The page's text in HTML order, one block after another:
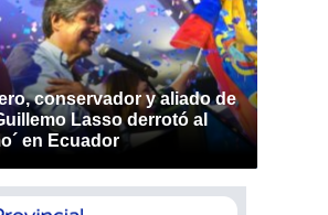
conservador y aliado de
Lasso derrotó al
en Ecuador